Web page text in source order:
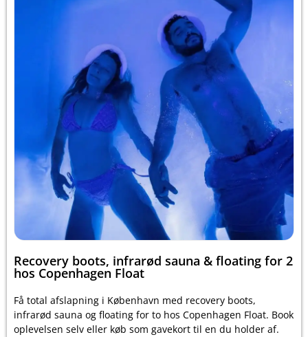
Recovery boots, infrarød sauna & floating for 2
hos Copenhagen Float
Få total afslapning i København med recovery boots,
infrarød sauna og floating for to hos Copenhagen Float. Book
oplevelsen selv eller køb som gavekort til en du holder af.